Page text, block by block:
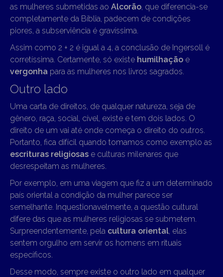
as mulheres submetidas ao Alcorão, que diferencia-se
completamente da Bíblia, padecem de condições
piores, a subserviência é gravíssima.
Assim como 2 + 2 é igual a 4, a conclusão de Ingersoll é
corretíssima. Certamente, só existe humilhação e
vergonha para as mulheres nos livros sagrados.
Outro lado
Uma carta de direitos, de qualquer natureza, seja de
gênero, raça, social, cível, existe e tem dois lados. O
direito de um vai até onde começa o direito do outros.
Portanto, fica difícil quando tomamos como exemplo as
escrituras religiosas e culturas milenares que
desrespeitam as mulheres.
Por exemplo, em uma viagem que fiz a um determinado
país oriental a condição da mulher parece ser
semelhante. Inquestionavelmente, a questão cultural
difere das que as mulheres religiosas se submetem.
Surpreendentemente, pela cultura oriental, elas
sentem orgulho em servir os homens em rituais
específicos.
Desse modo, sempre existe o outro lado em qualquer